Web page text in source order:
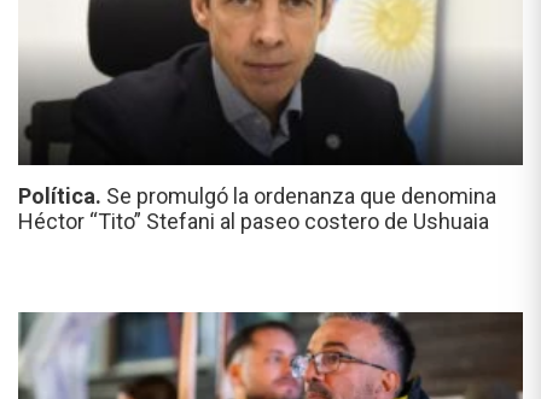
Política. Se promulgó la ordenanza que denomina
Héctor “Tito” Stefani al paseo costero de Ushuaia